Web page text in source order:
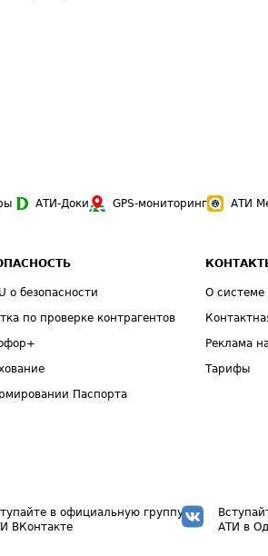
АТИ-Доки GPS-мониторинг АТИ
о безопасности
по проверке контрагентов
Паспорта
О системе
Реклама
Тарифы
в официальную группу
ВКонтакте
АТИ в